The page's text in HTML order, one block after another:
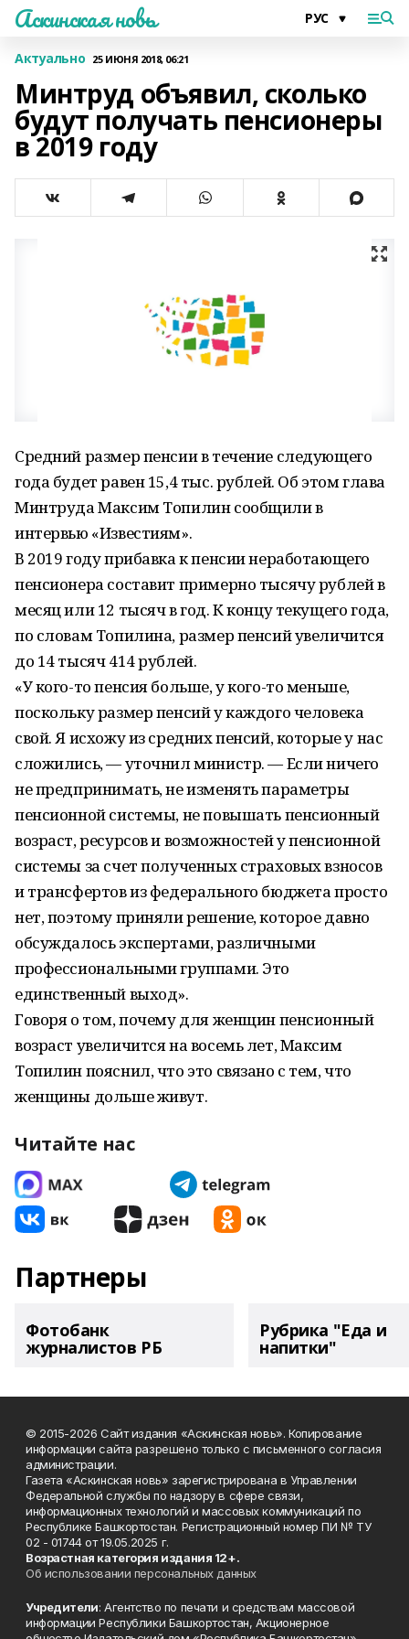
Аскинская новь
Актуально 25 ИЮНЯ 2018, 06:21
Минтруд объявил, сколько
будут получать пенсионеры
в 2019 году
Средний размер пенсии в течение следующего
года будет равен 15,4 тыс. рублей. Об этом глава
Минтруда Максим Топилин сообщили в
интервью «Известиям».
В 2019 году прибавка к пенсии неработающего
пенсионера составит примерно тысячу рублей в
месяц или 12 тысяч в год. К концу текущего года,
по словам Топилина, размер пенсий увеличится
до 14 тысяч 414 рублей.
«У кого-то пенсия больше, у кого-то меньше,
поскольку размер пенсий у каждого человека
свой. Я исхожу из средних пенсий, которые у нас
сложились, — уточнил министр. — Если ничего
не предпринимать, не изменять параметры
пенсионной системы, не повышать пенсионный
возраст, ресурсов и возможностей у пенсионной
системы за счет полученных страховых взносов
и трансфертов из федерального бюджета просто
нет, поэтому приняли решение, которое давно
обсуждалось экспертами, различными
профессиональными группами. Это
единственный выход».
Говоря о том, почему для женщин пенсионный
возраст увеличится на восемь лет, Максим
Топилин пояснил, что это связано с тем, что
женщины дольше живут.
Читайте нас
Партнеры
Фотобанк
журналистов РБ
Рубрика "Еда и
напитки"
© 2015-2026 Сайт издания «Аскинская новь». Копирование
информации сайта разрешено только с письменного согласия
администрации.
Газета «Аскинская новь» зарегистрирована в Управлении
Федеральной службы по надзору в сфере связи,
информационных технологий и массовых коммуникаций по
Республике Башкортостан. Регистрационный номер ПИ № ТУ
02 - 01744 от 19.05.2025 г.
Возрастная категория издания 12+.
Об использовании персональных данных
Учредители: Агентство по печати и средствам массовой
информации Республики Башкортостан, Акционерное